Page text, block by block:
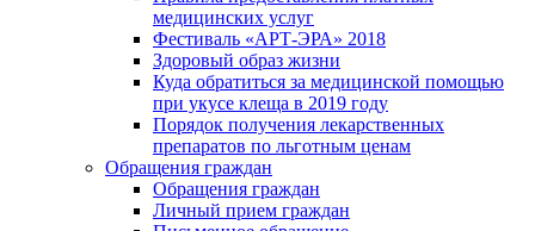
медицинских услуг
Фестиваль «АРТ-ЭРА» 2018
Здоровый образ жизни
Куда обратиться за медицинской помощью
при укусе клеща в 2019 году
Порядок получения лекарственных
препаратов по льготным ценам
Обращения граждан
Обращения граждан
Личный прием граждан